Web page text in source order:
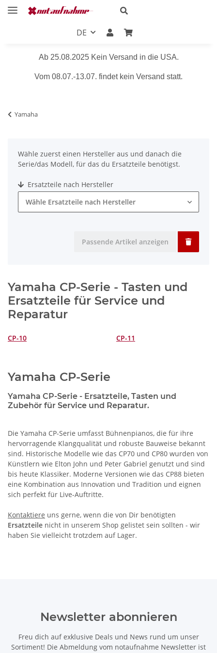
DE
Ab 25.08.2025 Kein Versand in die USA.
Vom 08.07.-13.07. findet kein Versand statt.
Yamaha
Wähle zuerst einen Hersteller aus und danach die
Serie/das Modell, für das du Ersatzteile benötigst.
Ersatzteile nach Hersteller
Wähle Ersatzteile nach Hersteller
Passende Artikel anzeigen
Yamaha CP-Serie - Tasten und
Ersatzteile für Service und
Reparatur
CP-10 CP-11
Yamaha CP-Serie
Yamaha CP-Serie - Ersatzteile, Tasten und
Zubehör für Service und Reparatur.
Die Yamaha CP-Serie umfasst Bühnenpianos, die für ihre
hervorragende Klangqualität und robuste Bauweise bekannt
sind. Historische Modelle wie das CP70 und CP80 wurden von
Künstlern wie Elton John und Peter Gabriel genutzt und sind
bis heute Klassiker. Moderne Versionen wie das CP88 bieten
eine Kombination aus Innovation und Tradition und eignen
sich perfekt für Live-Auftritte.
Kontaktiere uns gerne, wenn die von Dir benötigten
Ersatzteile nicht in unserem Shop gelistet sein sollten - wir
haben Sie vielleicht trotzdem auf Lager.
Newsletter abonnieren
Freu dich auf exklusive Deals und News rund um unser
Sortiment! Die Abmeldung vom notaufnahme Newsletter ist